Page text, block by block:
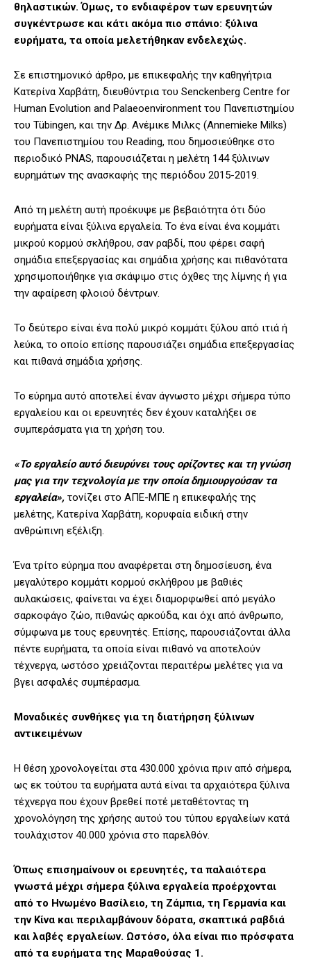
θηλαστικών. Όμως, το ενδιαφέρον των ερευνητών
συγκέντρωσε και κάτι ακόμα πιο σπάνιο: ξύλινα
ευρήματα, τα οποία μελετήθηκαν ενδελεχώς.
Σε επιστημονικό άρθρο, με επικεφαλής την καθηγήτρια
Κατερίνα Χαρβάτη, διευθύντρια του Senckenberg Centre for
Human Evolution and Palaeoenvironment του Πανεπιστημίου
του Tübingen, και την Δρ. Ανέμικε Μιλκς (Annemieke Milks)
του Πανεπιστημίου του Reading, που δημοσιεύθηκε στο
περιοδικό PNAS, παρουσιάζεται η μελέτη 144 ξύλινων
ευρημάτων της ανασκαφής της περιόδου 2015-2019.
Από τη μελέτη αυτή προέκυψε με βεβαιότητα ότι δύο
ευρήματα είναι ξύλινα εργαλεία. Το ένα είναι ένα κομμάτι
μικρού κορμού σκλήθρου, σαν ραβδί, που φέρει σαφή
σημάδια επεξεργασίας και σημάδια χρήσης και πιθανότατα
χρησιμοποιήθηκε για σκάψιμο στις όχθες της λίμνης ή για
την αφαίρεση φλοιού δέντρων.
Το δεύτερο είναι ένα πολύ μικρό κομμάτι ξύλου από ιτιά ή
λεύκα, το οποίο επίσης παρουσιάζει σημάδια επεξεργασίας
και πιθανά σημάδια χρήσης.
Το εύρημα αυτό αποτελεί έναν άγνωστο μέχρι σήμερα τύπο
εργαλείου και οι ερευνητές δεν έχουν καταλήξει σε
συμπεράσματα για τη χρήση του.
«Το εργαλείο αυτό διευρύνει τους ορίζοντες και τη γνώση
μας για την τεχνολογία με την οποία δημιουργούσαν τα
εργαλεία», τονίζει στο ΑΠΕ-ΜΠΕ η επικεφαλής της
μελέτης, Κατερίνα Χαρβάτη, κορυφαία ειδική στην
ανθρώπινη εξέλιξη.
Ένα τρίτο εύρημα που αναφέρεται στη δημοσίευση, ένα
μεγαλύτερο κομμάτι κορμού σκλήθρου με βαθιές
αυλακώσεις, φαίνεται να έχει διαμορφωθεί από μεγάλο
σαρκοφάγο ζώο, πιθανώς αρκούδα, και όχι από άνθρωπο,
σύμφωνα με τους ερευνητές. Επίσης, παρουσιάζονται άλλα
πέντε ευρήματα, τα οποία είναι πιθανό να αποτελούν
τέχνεργα, ωστόσο χρειάζονται περαιτέρω μελέτες για να
βγει ασφαλές συμπέρασμα.
Μοναδικές συνθήκες για τη διατήρηση ξύλινων
αντικειμένων
Η θέση χρονολογείται στα 430.000 χρόνια πριν από σήμερα,
ως εκ τούτου τα ευρήματα αυτά είναι τα αρχαιότερα ξύλινα
τέχνεργα που έχουν βρεθεί ποτέ μεταθέτοντας τη
χρονολόγηση της χρήσης αυτού του τύπου εργαλείων κατά
τουλάχιστον 40.000 χρόνια στο παρελθόν.
Όπως επισημαίνουν οι ερευνητές, τα παλαιότερα
γνωστά μέχρι σήμερα ξύλινα εργαλεία προέρχονται
από το Ηνωμένο Βασίλειο, τη Ζάμπια, τη Γερμανία και
την Κίνα και περιλαμβάνουν δόρατα, σκαπτικά ραβδιά
και λαβές εργαλείων. Ωστόσο, όλα είναι πιο πρόσφατα
από τα ευρήματα της Μαραθούσας 1.